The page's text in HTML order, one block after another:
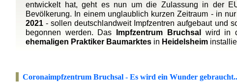
entwickelt hat, geht es nun um die Zulassung in der
Bevölkerung. In einem unglaublich kurzen Zeitraum - in
2021 - sollen deutschlandweit Impfzentren aufgebaut und
begonnen werden. Das
Impfzentrum Bruchsal
wird in
ehemaligen Praktiker Baumarktes in Heidelsheim
Coronaimpfzentrum Bruchsal - Es wird ein Wunder